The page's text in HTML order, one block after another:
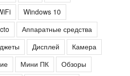
Windows 10
Аппаратные средства
Дисплей
Камера
Мини ПК
Обзоры